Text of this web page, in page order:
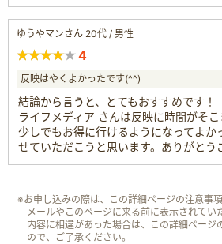
ゆうやマンさん 20代 / 男性
4
反映はやくよかったです(^^)
結論から言うと、とてもおすすめです！
ライフメディア さんは反映に時間がそ
少しでもお得に行けるようになってよか
せていただこうと思います。ありがとう
※お申し込みの際は、この詳細ページの注意事
メールやこのページに来る前に表示されてい
内容に相違があった場合は、この詳細ページ
ので、ご了承ください。